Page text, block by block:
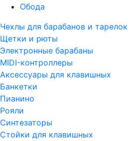
Обода
Чехлы для барабанов и тарелок
Щетки и рюты
Электронные барабаны
MIDI-контроллеры
Аксессуары для клавишных
Банкетки
Пианино
Рояли
Синтезаторы
Стойки для клавишных